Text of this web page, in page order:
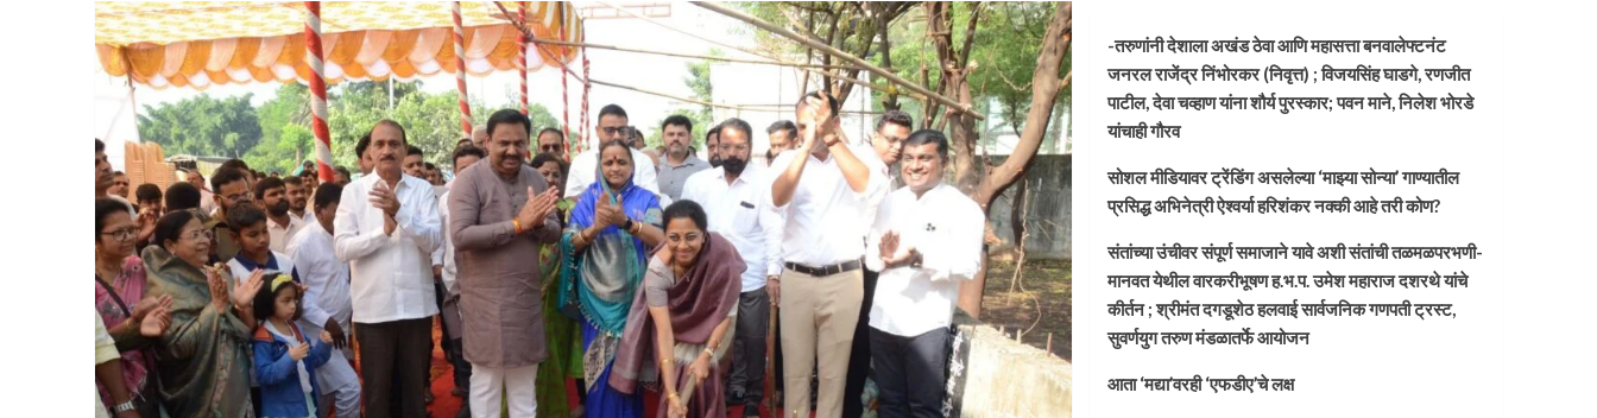
-तरुणांनी देशाला अखंड ठेवा आणि महासत्ता बनवालेफ्टनंट
जनरल राजेंद्र निंभोरकर (निवृत्त) ; विजयसिंह घाडगे, रणजीत
पाटील, देवा चव्हाण यांना शौर्य पुरस्कार; पवन माने, निलेश भोरडे
यांचाही गौरव
सोशल मीडियावर ट्रेंडिंग असलेल्या ‘माझ्या सोन्या’ गाण्यातील
प्रसिद्ध अभिनेत्री ऐश्वर्या हरिशंकर नक्की आहे तरी कोण?
संतांच्या उंचीवर संपूर्ण समाजाने यावे अशी संतांची तळमळपरभणी-
मानवत येथील वारकरीभूषण ह.भ.प. उमेश महाराज दशरथे यांचे
कीर्तन ; श्रीमंत दगडूशेठ हलवाई सार्वजनिक गणपती ट्रस्ट,
सुवर्णयुग तरुण मंडळातर्फे आयोजन
आता ‘मद्या’वरही ‘एफडीए’चे लक्ष